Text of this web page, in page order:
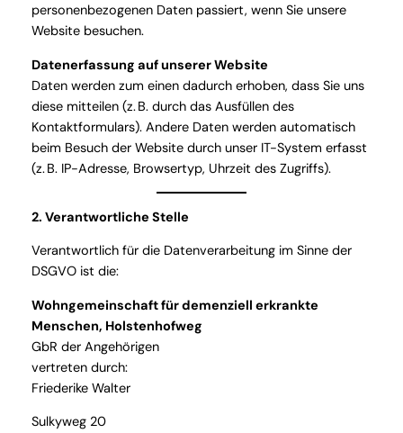
personenbezogenen Daten passiert, wenn Sie unsere
Website besuchen.
Datenerfassung auf unserer Website
Daten werden zum einen dadurch erhoben, dass Sie uns
diese mitteilen (z. B. durch das Ausfüllen des
Kontaktformulars). Andere Daten werden automatisch
beim Besuch der Website durch unser IT-System erfasst
(z. B. IP-Adresse, Browsertyp, Uhrzeit des Zugriffs).
2. Verantwortliche Stelle
Verantwortlich für die Datenverarbeitung im Sinne der
DSGVO ist die:
Wohngemeinschaft für demenziell erkrankte
Menschen, Holstenhofweg
GbR der Angehörigen
vertreten durch:
Friederike Walter
Sulkyweg 20